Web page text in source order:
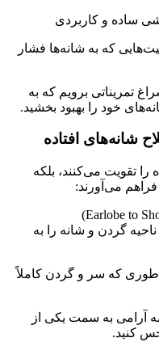
که به شانه‌ها فشار
تمریناتی برویم که به
خود را بهبود بخشید.
تقویت می‌کنند، بلکه
می‌آورند:
گردن و شانه را به
طوری که سر و گردن کاملاً
آرامی به سمت یکی از
کنید.